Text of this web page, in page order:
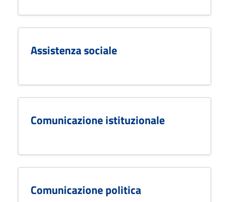
Assistenza sociale
Comunicazione istituzionale
Comunicazione politica